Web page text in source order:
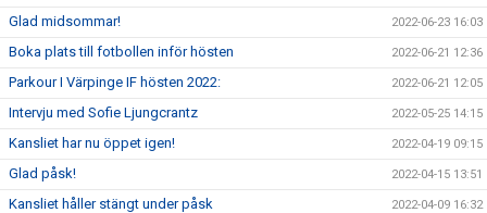
Glad midsommar! 2022-06-23 16:03
Boka plats till fotbollen inför hösten 2022-06-21 12:36
Parkour I Värpinge IF hösten 2022: 2022-06-21 12:05
Intervju med Sofie Ljungcrantz 2022-05-25 14:15
Kansliet har nu öppet igen! 2022-04-19 09:15
Glad påsk! 2022-04-15 13:51
Kansliet håller stängt under påsk 2022-04-09 16:32